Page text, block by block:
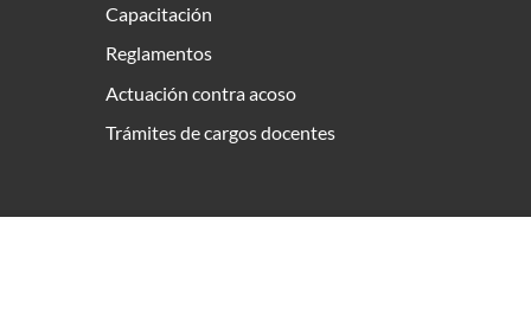
Capacitación
Reglamentos
Actuación contra acoso
Trámites de cargos docentes